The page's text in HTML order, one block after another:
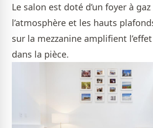
Le salon est doté d’un foyer à
l’atmosphère et les hauts
sur la mezzanine amplifient
dans la pièce.